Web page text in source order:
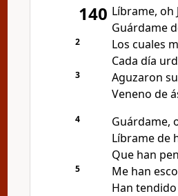
140 Líbrame, oh
Guárdame
2
Los cuales
Cada día
3
Aguzaron
Veneno de
4
Guárdame,
Líbrame de
Que han
5
Me han
Han